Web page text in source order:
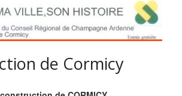
de Cormicy